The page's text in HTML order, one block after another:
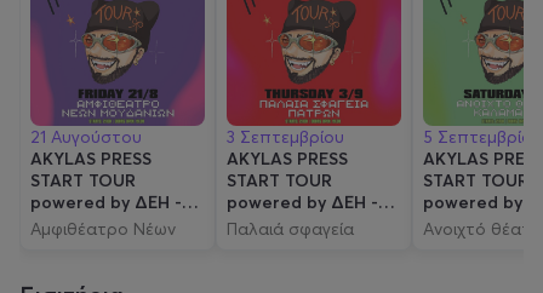
21 Αυγούστου
AKYLAS PRESS
START TOUR
powered by ΔΕΗ -
ΧΑΛΚΙΔΙΚΗ
Αμφιθέατρο Νέων
3 Σεπτεμβρίου
AKYLAS PRESS
START TOUR
powered by ΔΕΗ -
ΠΑΤΡΑ
Παλαιά σφαγεία
5 Σεπτεμβρίου
AKYLAS PRESS
START TOUR
powered by
ΚΑΛΑΜΑΤΑ
Ανοιχτό